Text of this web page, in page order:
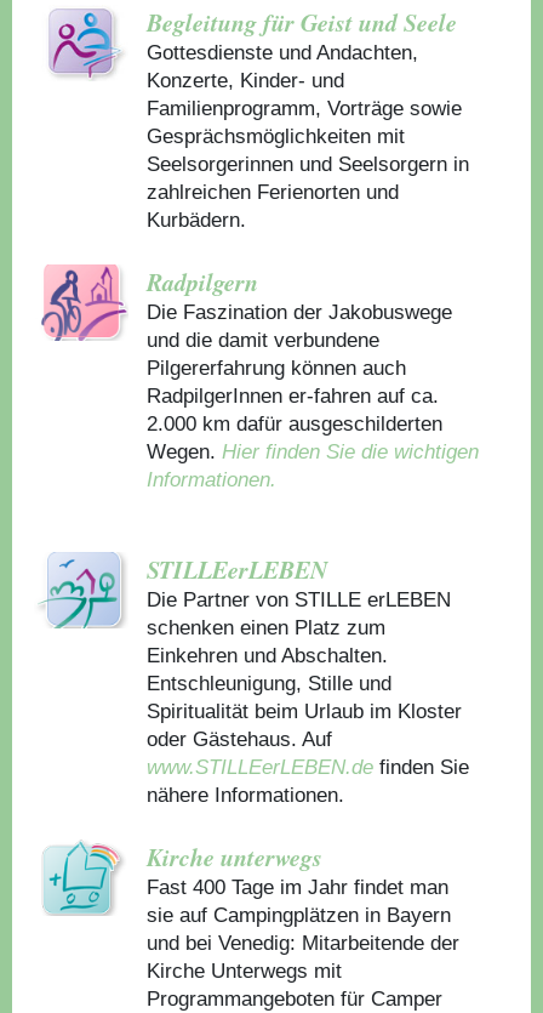
Begleitung für Geist und Seele
Gottesdienste und Andachten,
Konzerte, Kinder- und
Familienprogramm, Vorträge sowie
Gesprächsmöglichkeiten mit
Seelsorgerinnen und Seelsorgern in
zahlreichen Ferienorten und
Kurbädern.
Radpilgern
Die Faszination der Jakobuswege
und die damit verbundene
Pilgererfahrung können auch
RadpilgerInnen er-fahren auf ca.
2.000 km dafür ausgeschilderten
Wegen.Hier finden Sie die wichtigen
Informationen.
STILLEerLEBEN
Die Partner von STILLE erLEBEN
schenken einen Platz zum
Einkehren und Abschalten.
Entschleunigung, Stille und
Spiritualität beim Urlaub im Kloster
oder Gästehaus. Auf
www.STILLEerLEBEN.de finden Sie
nähere Informationen.
Kirche unterwegs
Fast 400 Tage im Jahr findet man
sie auf Campingplätzen in Bayern
und bei Venedig: Mitarbeitende der
Kirche Unterwegs mit
Programmangeboten für Camper